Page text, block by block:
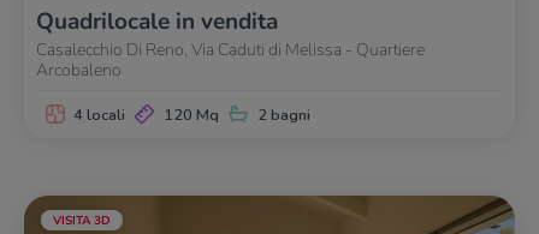
Quadrilocale in vendita
Casalecchio Di Reno, Via Caduti di Melissa - Quartiere
Arcobaleno
4 locali 120 Mq 2 bagni
VISITA 3D